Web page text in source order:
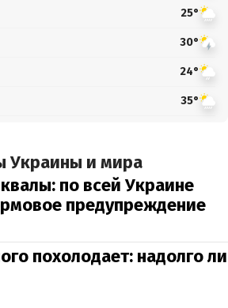
25°
30°
24°
35°
Украины и мира
по всей Украине
предупреждение
похолодает: надолго ли